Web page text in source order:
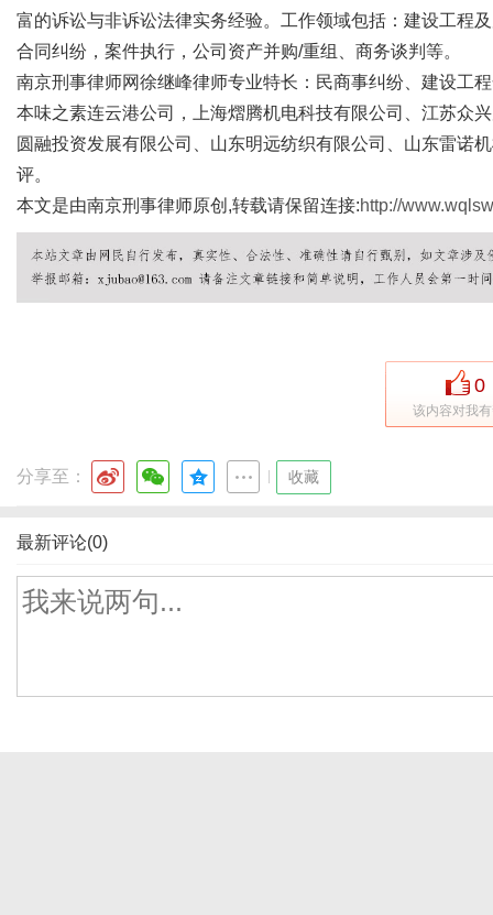
富的诉讼与非诉讼法律实务经验。工作领域包括：建设工程
合同纠纷，案件执行，公司资产并购/重组、商务谈判等。
南京刑事律师网徐继峰律师专业特长：民商事纠纷、建设工
本味之素连云港公司，上海熠腾机电科技有限公司、江苏众
圆融投资发展有限公司、山东明远纺织有限公司、山东雷诺
评。
本文是由南京刑事律师原创,转载请保留连接:http://
0
该内容对我
分享至： 收藏
最新评论(0)